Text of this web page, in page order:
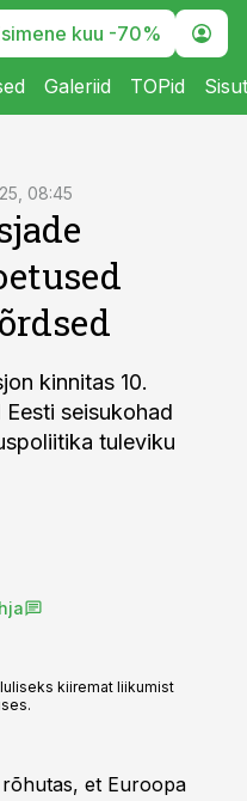
kuu -70%
Galeriid TOPid
08:45
kinnitas 10.
seisukohad
tuleviku
kiiremat liikumist
rõhutas, et Euroopa